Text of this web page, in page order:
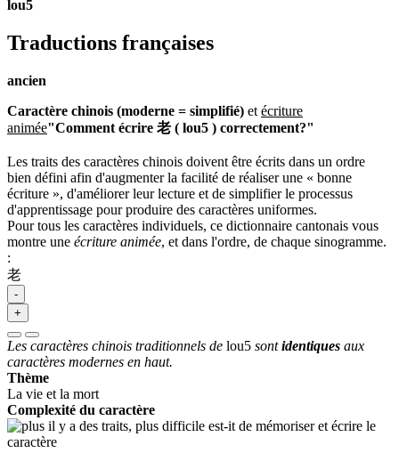
lou5
Traductions françaises
ancien
Caractère chinois (moderne = simplifié) et écriture
animée"Comment écrire 老 ( lou5 ) correctement?"
Les traits des caractères chinois doivent être écrits dans un ordre
bien défini afin d'augmenter la facilité de réaliser une « bonne
écriture », d'améliorer leur lecture et de simplifier le processus
d'apprentissage pour produire des caractères uniformes.
Pour tous les caractères individuels, ce dictionnaire cantonais vous
montre une écriture animée, et dans l'ordre, de chaque sinogramme.
:
老
-
+
Les caractères chinois traditionnels de lou5 sontidentiques aux
caractères modernes en haut.
Thème
La vie et la mort
Complexité du caractère